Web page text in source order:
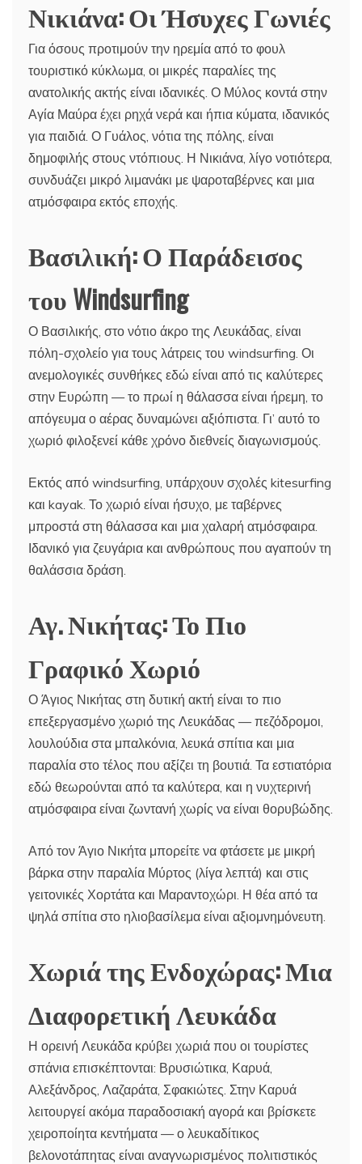
Νικιάνα: Οι Ήσυχες Γωνιές
Για όσους προτιμούν την ηρεμία από το φουλ
τουριστικό κύκλωμα, οι μικρές παραλίες της
ανατολικής ακτής είναι ιδανικές. Ο Μύλος κοντά στην
Αγία Μαύρα έχει ρηχά νερά και ήπια κύματα, ιδανικός
για παιδιά. Ο Γυάλος, νότια της πόλης, είναι
δημοφιλής στους ντόπιους. Η Νικιάνα, λίγο νοτιότερα,
συνδυάζει μικρό λιμανάκι με ψαροταβέρνες και μια
ατμόσφαιρα εκτός εποχής.
Βασιλική: Ο Παράδεισος
του Windsurfing
Ο Βασιλικής, στο νότιο άκρο της Λευκάδας, είναι
πόλη-σχολείο για τους λάτρεις του windsurfing. Οι
ανεμολογικές συνθήκες εδώ είναι από τις καλύτερες
στην Ευρώπη — το πρωί η θάλασσα είναι ήρεμη, το
απόγευμα ο αέρας δυναμώνει αξιόπιστα. Γι’ αυτό το
χωριό φιλοξενεί κάθε χρόνο διεθνείς διαγωνισμούς.
Εκτός από windsurfing, υπάρχουν σχολές kitesurfing
και kayak. Το χωριό είναι ήσυχο, με ταβέρνες
μπροστά στη θάλασσα και μια χαλαρή ατμόσφαιρα.
Ιδανικό για ζευγάρια και ανθρώπους που αγαπούν τη
θαλάσσια δράση.
Αγ. Νικήτας: Το Πιο
Γραφικό Χωριό
Ο Άγιος Νικήτας στη δυτική ακτή είναι το πιο
επεξεργασμένο χωριό της Λευκάδας — πεζόδρομοι,
λουλούδια στα μπαλκόνια, λευκά σπίτια και μια
παραλία στο τέλος που αξίζει τη βουτιά. Τα εστιατόρια
εδώ θεωρούνται από τα καλύτερα, και η νυχτερινή
ατμόσφαιρα είναι ζωντανή χωρίς να είναι θορυβώδης.
Από τον Άγιο Νικήτα μπορείτε να φτάσετε με μικρή
βάρκα στην παραλία Μύρτος (λίγα λεπτά) και στις
γειτονικές Χορτάτα και Μαραντοχώρι. Η θέα από τα
ψηλά σπίτια στο ηλιοβασίλεμα είναι αξιομνημόνευτη.
Χωριά της Ενδοχώρας: Μια
Διαφορετική Λευκάδα
Η ορεινή Λευκάδα κρύβει χωριά που οι τουρίστες
σπάνια επισκέπτονται: Βρυσιώτικα, Καρυά,
Αλεξάνδρος, Λαζαράτα, Σφακιώτες. Στην Καρυά
λειτουργεί ακόμα παραδοσιακή αγορά και βρίσκετε
χειροποίητα κεντήματα — ο λευκαδίτικος
βελονοτάπητας είναι αναγνωρισμένος πολιτιστικός